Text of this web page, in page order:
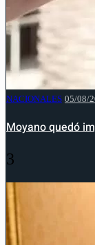
NACIONALES 05/08/
Moyano quedó
3